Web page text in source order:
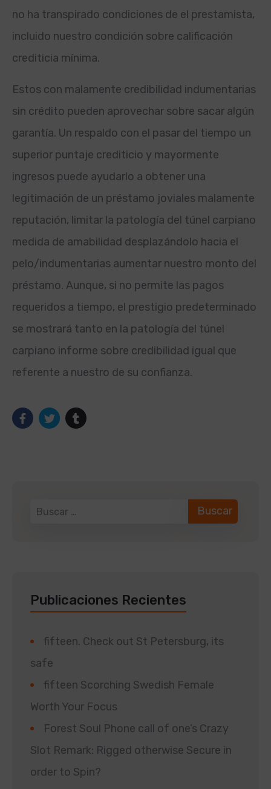
no ha transpirado condiciones de el prestamista,
incluido nuestro condición sobre calificación
crediticia mínima.
Estos con malamente credibilidad indumentarias
sin crédito pueden aprovechar sobre sacar algún
garantía. Un respaldo con el pasar del tiempo un
superior puntaje crediticio y mayormente
ingresos puede ayudarlo a obtener una
legitimación de un préstamo joviales malamente
reputación, limitar la patologí­a del túnel carpiano
medida de amabilidad desplazándolo hacia el
pelo/indumentarias aumentar nuestro monto del
préstamo. Aunque, si no permite las pagos
requeridos a tiempo, el prestigio predeterminado
se mostrará tanto en la patologí­a del túnel
carpiano informe sobre credibilidad igual que
referente a nuestro de su confianza.
Publicaciones Recientes
fifteen. Check out St Petersburg, its
safe
fifteen Scorching Swedish Female
Worth Your Focus
Forest Soul Phone call of one’s Crazy
Slot Remark: Rigged otherwise Secure in
order to Spin?